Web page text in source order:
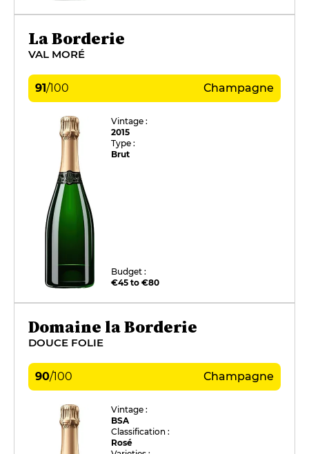
La Borderie
VAL MORÉ
91/100 Champagne
Vintage :
2015
Type :
Brut
Budget :
€45 to €80
Domaine la Borderie
DOUCE FOLIE
90/100 Champagne
Vintage :
BSA
Classification :
Rosé